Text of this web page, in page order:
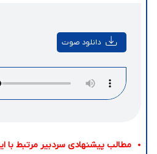
دانلود صوت
مطالب پیشنهادی سردبیر مرتبط با